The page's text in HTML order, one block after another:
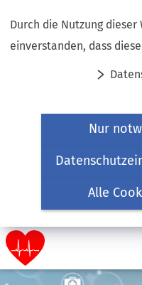
Durch die Nutzung
einverstanden, dass
Nur
Alle
Inhalt anspringen